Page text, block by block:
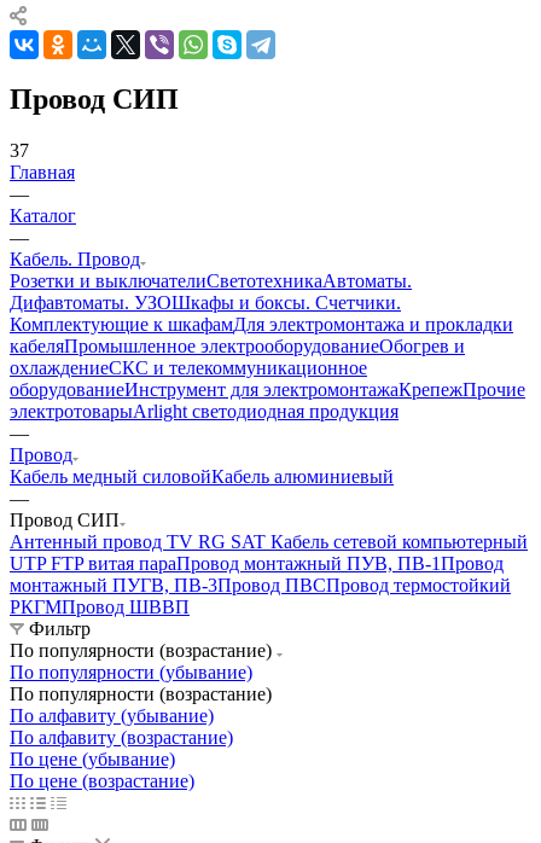
Провод СИП
37
Главная
—
Каталог
—
Кабель. Провод
Розетки и выключателиСветотехникаАвтоматы.
Дифавтоматы. УЗОШкафы и боксы. Счетчики.
Комплектующие к шкафамДля электромонтажа и прокладки
кабеляПромышленное электрооборудованиеОбогрев и
охлаждениеСКС и телекоммуникационное
оборудованиеИнструмент для электромонтажаКрепежПрочие
электротоварыArlight светодиодная продукция
—
Провод
Кабель медный силовойКабель алюминиевый
—
Провод СИП
Антенный провод TV RG SAT Кабель сетевой компьютерный
UTP FTP витая параПровод монтажный ПУВ, ПВ-1Провод
монтажный ПУГВ, ПВ-3Провод ПВСПровод термостойкий
РКГМПровод ШВВП
Фильтр
По популярности (возрастание)
По популярности (убывание)
По популярности (возрастание)
По алфавиту (убывание)
По алфавиту (возрастание)
По цене (убывание)
По цене (возрастание)